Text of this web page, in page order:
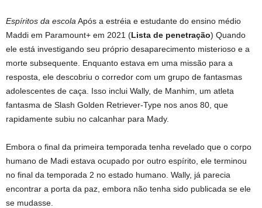
Espíritos da escola Após a estréia e estudante do ensino médio
Maddi em Paramount+ em 2021 (Lista de penetração) Quando
ele está investigando seu próprio desaparecimento misterioso e a
morte subsequente. Enquanto estava em uma missão para a
resposta, ele descobriu o corredor com um grupo de fantasmas
adolescentes de caça. Isso inclui Wally, de Manhim, um atleta
fantasma de Slash Golden Retriever-Type nos anos 80, que
rapidamente subiu no calcanhar para Mady.
Embora o final da primeira temporada tenha revelado que o corpo
humano de Madi estava ocupado por outro espírito, ele terminou
no final da temporada 2 no estado humano. Wally, já parecia
encontrar a porta da paz, embora não tenha sido publicada se ele
se mudasse.